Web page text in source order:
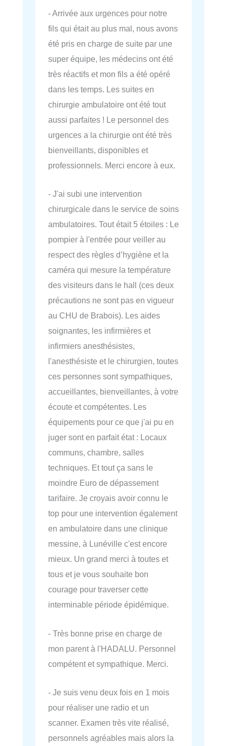
- Arrivée aux urgences pour notre
fils qui était au plus mal, nous avons
été pris en charge de suite par une
super équipe, les médecins ont été
très réactifs et mon fils a été opéré
dans les temps. Les suites en
chirurgie ambulatoire ont été tout
aussi parfaites ! Le personnel des
urgences a la chirurgie ont été très
bienveillants, disponibles et
professionnels. Merci encore à eux.
- J'ai subi une intervention
chirurgicale dans le service de soins
ambulatoires. Tout était 5 étoiles : Le
pompier à l'entrée pour veiller au
respect des règles d’hygiène et la
caméra qui mesure la température
des visiteurs dans le hall (ces deux
précautions ne sont pas en vigueur
au CHU de Brabois). Les aides
soignantes, les infirmières et
infirmiers anesthésistes,
l'anesthésiste et le chirurgien, toutes
ces personnes sont sympathiques,
accueillantes, bienveillantes, à votre
écoute et compétentes. Les
équipements pour ce que j'ai pu en
juger sont en parfait état : Locaux
communs, chambre, salles
techniques. Et tout ça sans le
moindre Euro de dépassement
tarifaire. Je croyais avoir connu le
top pour une intervention également
en ambulatoire dans une clinique
messine, à Lunéville c'est encore
mieux. Un grand merci à toutes et
tous et je vous souhaite bon
courage pour traverser cette
interminable période épidémique.
- Très bonne prise en charge de
mon parent à l'HADALU. Personnel
compétent et sympathique. Merci.
- Je suis venu deux fois en 1 mois
pour réaliser une radio et un
scanner. Examen très vite réalisé,
personnels agréables mais alors la